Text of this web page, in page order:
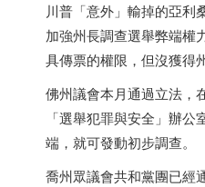
川普「意外」輸掉的亞利
加強州長調查選舉弊端權
具傳票的權限，但沒獲得
佛州議會本月通過立法，
「選舉犯罪與安全」辦
端，就可發動初步調查。
喬州眾議會共和黨團已經